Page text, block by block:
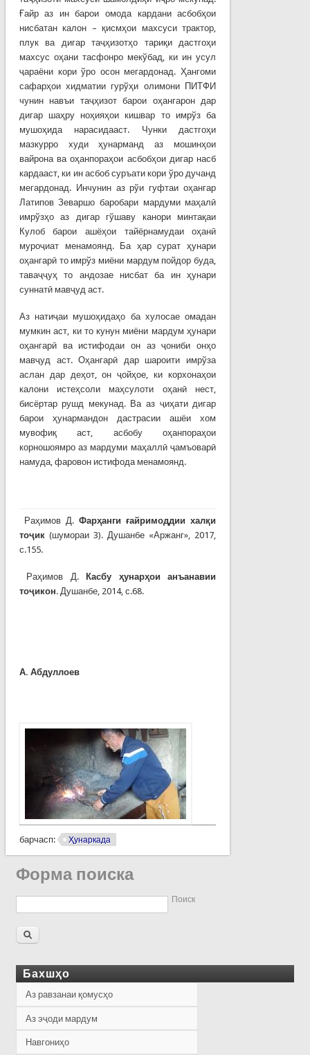
Ғайр аз ин барои омода кардани асбобҳои
нисбатан калон – қисмҳои махсуси трактор,
плук ва дигар таҷҳизотҳо тариқи дастгоҳи
махсус оҳани тасфонро мекўбад, ки ин усул
ҷараёни кори ўро осон мегардонад. Ҳангоми
сафарҳои хидматии гурўҳи олимони ПИТФИ
чунин навъи таҷҳизот барои оҳангарон дар
дигар шаҳру ноҳияҳои кишвар то имрўз ба
мушоҳида нарасидааст. Чунки дастгоҳи
мазкурро худи ҳунарманд аз мошинҳои
вайрона ва оҳанпораҳои асбобҳои дигар насб
кардааст, ки ин асбоб суръати кори ўро дучанд
мегардонад. Инчунин аз рўи гуфтаи оҳангар
Латипов Зеваршо баробари мардуми маҳалӣ
имрўзҳо аз дигар гўшаву канори минтақаи
Кулоб барои ашёҳои тайёрнамудаи оҳанӣ
муроҷиат менамоянд. Ба ҳар сурат ҳунари
оҳангарӣ то имрўз миёни мардум пойдор буда,
таваҷҷуҳ то андозае нисбат ба ин ҳунари
суннатӣ мавҷуд аст.
Аз натиҷаи мушоҳидаҳо ба хулосае омадан
мумкин аст, ки то кунун миёни мардум ҳунари
оҳангарӣ ва истифодаи он аз ҷониби онҳо
мавҷуд аст. Оҳангарӣ дар шароити имрўза
аслан дар деҳот, он ҷойҳое, ки корхонаҳои
калони истеҳсоли маҳсулоти оҳанӣ нест,
бисёртар рушд мекунад. Ва аз ҷиҳати дигар
барои ҳунармандон дастрасии ашёи хом
мувофиқ аст, асбобу оҳанпораҳои
корношоямро аз мардуми маҳаллӣ ҷамъоварӣ
намуда, фаровон истифода менамоянд.
Раҳимов Д. Фарҳангиғайримоддии халқи
тоҷик(шумораи 3). Душанбе «Аржанг», 2017,
с.155.
Раҳимов Д. Касбу ҳунарҳои анъанавии
тоҷикон. Душанбе, 2014, с.68.
А. Абдуллоев
барчасп: Ҳунаркада
Форма поиска
Поиск
Бахшҳо
Аз равзанаи қомусҳо
Аз эҷоди мардум
Навгониҳо